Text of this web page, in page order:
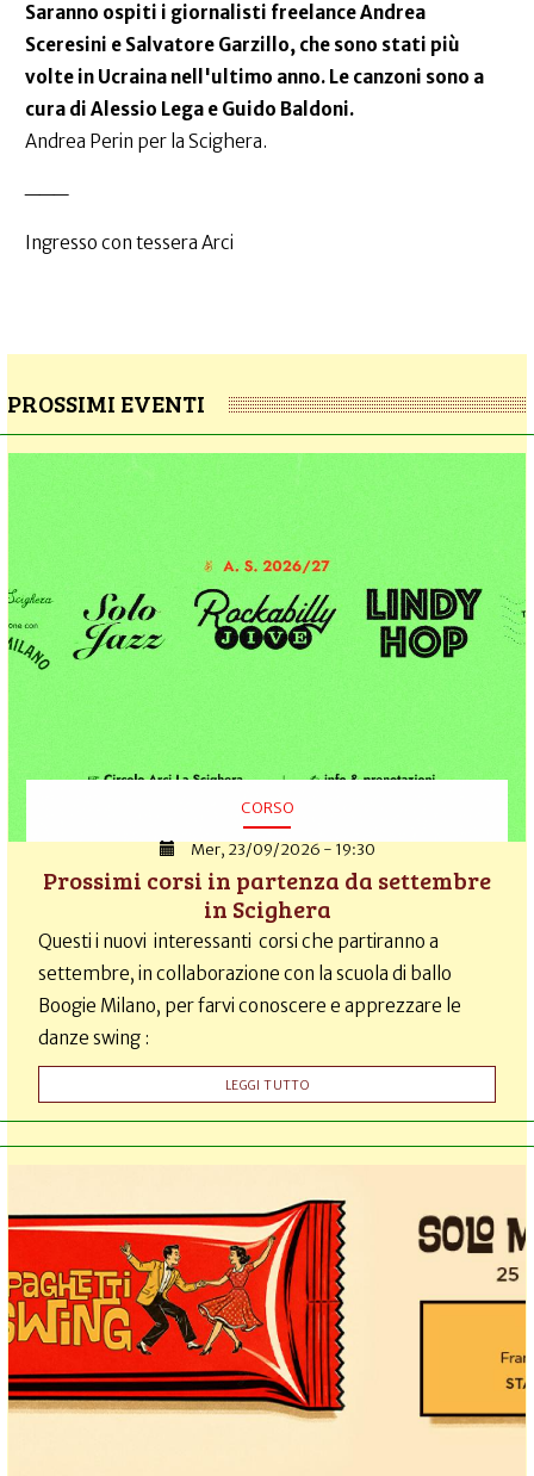
Saranno ospiti i giornalisti freelance Andrea
Sceresini e Salvatore Garzillo, che sono stati più
volte in Ucraina nell'ultimo anno. Le canzoni sono a
cura di Alessio Lega e Guido Baldoni.
Andrea Perin per la Scighera.
Ingresso con tessera Arci
PROSSIMI EVENTI
CORSO
Mer, 23/09/2026 - 19:30
Prossimi corsi in partenza da settembre
in Scighera
Questi i nuovi interessanti corsi che partiranno a
settembre, in collaborazione con la scuola di ballo
Boogie Milano, per farvi conoscere e apprezzare le
danze swing :
LEGGI TUTTO